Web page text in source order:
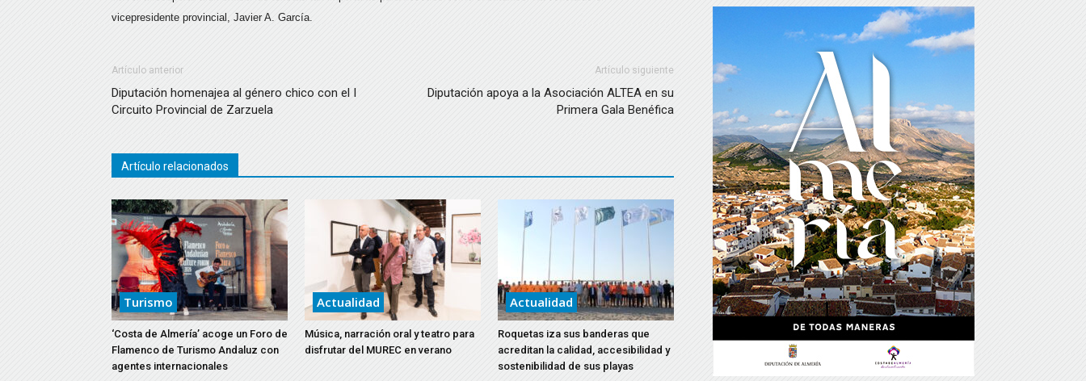
vicepresidente provincial, Javier A. García.
Artículo anterior
Diputación homenajea al género chico con el I
Circuito Provincial de Zarzuela
Artículo siguiente
Diputación apoya a la Asociación ALTEA en su
Primera Gala Benéfica
Artículo relacionados
Turismo
‘Costa de Almería’ acoge un Foro de
Flamenco de Turismo Andaluz con
agentes internacionales
Actualidad
Música, narración oral y teatro para
disfrutar del MUREC en verano
Actualidad
Roquetas iza sus banderas que
acreditan la calidad, accesibilidad y
sostenibilidad de sus playas